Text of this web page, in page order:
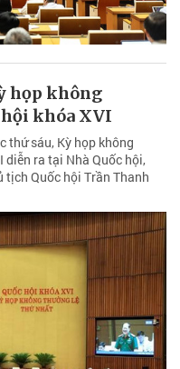
họp không
khóa XVI
thứ sáu, Kỳ họp không
diễn ra tại Nhà Quốc hội,
tịch Quốc hội Trần Thanh